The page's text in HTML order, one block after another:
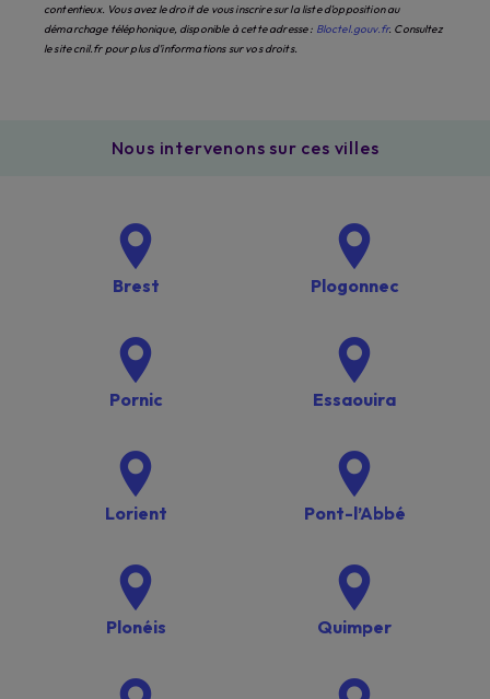
contentieux. Vous avez le droit de vous inscrire sur la liste d'opposition au
démarchage téléphonique, disponible à cette adresse : Bloctel.gouv.fr. Consultez
le site cnil.fr pour plus d’informations sur vos droits.
Nous intervenons sur ces villes
Brest Plogonnec
Pornic Essaouira
Lorient Pont-l’Abbé
Plonéis Quimper